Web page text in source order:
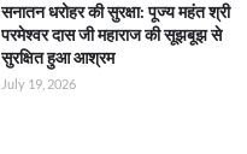
सनातन धरोहर की सुरक्षा: पूज्य महंत श्री
परमेश्वर दास जी महाराज की सूझबूझ से
सुरक्षित हुआ आश्रम
July 19, 2026